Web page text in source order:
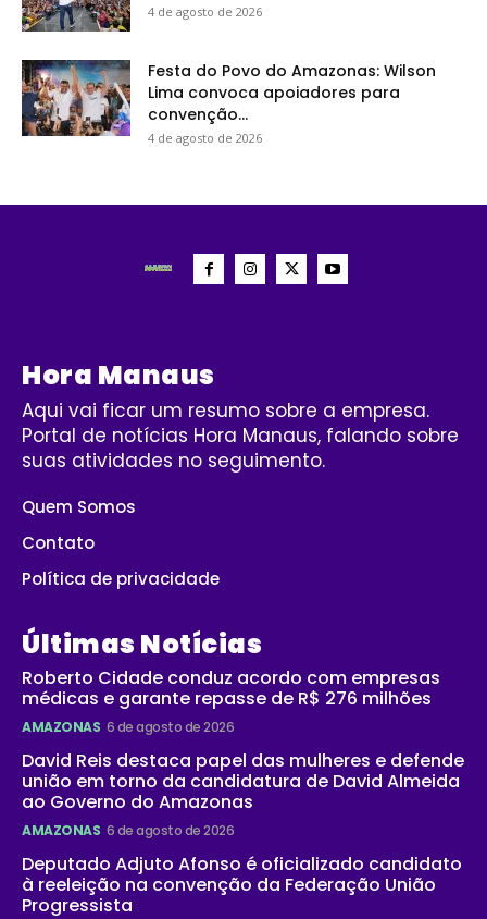
4 de agosto de 2026
Festa do Povo do Amazonas: Wilson
Lima convoca apoiadores para
convenção...
4 de agosto de 2026
Hora Manaus
Aqui vai ficar um resumo sobre a empresa.
Portal de notícias Hora Manaus, falando sobre
suas atividades no seguimento.
Quem Somos
Contato
Política de privacidade
Últimas Notícias
Roberto Cidade conduz acordo com empresas
médicas e garante repasse de R$ 276 milhões
AMAZONAS 6 de agosto de 2026
David Reis destaca papel das mulheres e defende
união em torno da candidatura de David Almeida
ao Governo do Amazonas
AMAZONAS 6 de agosto de 2026
Deputado Adjuto Afonso é oficializado candidato
à reeleição na convenção da Federação União
Progressista